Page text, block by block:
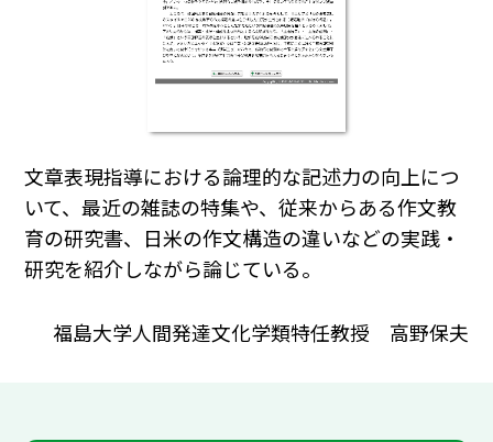
文章表現指導における論理的な記述力の向上につ
いて、最近の雑誌の特集や、従来からある作文教
育の研究書、日米の作文構造の違いなどの実践・
研究を紹介しながら論じている。
福島大学人間発達文化学類特任教授 高野保夫